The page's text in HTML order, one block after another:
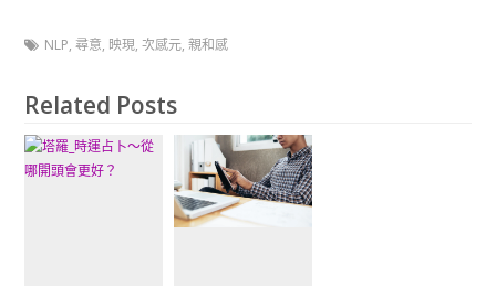
NLP, 尋意, 映現, 次感元, 親和感
Related Posts